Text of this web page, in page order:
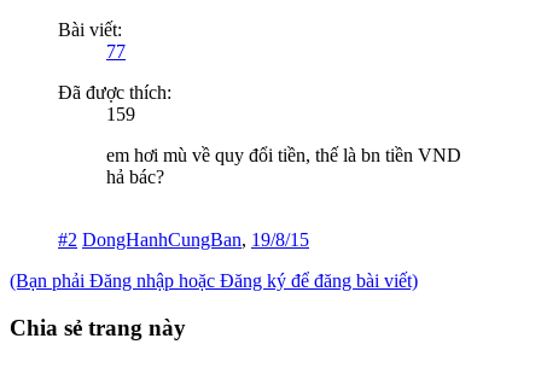
Bài viết:
77
Đã được thích:
159
em hơi mù về quy đổi tiền, thế là bn tiền VND
hả bác?
#2 DongHanhCungBan, 19/8/15
(Bạn phải Đăng nhập hoặc Đăng ký để đăng bài viết)
Chia sẻ trang này